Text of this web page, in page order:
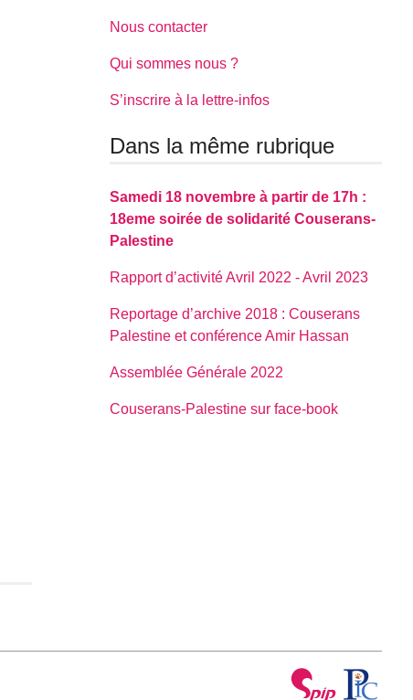
Nous contacter
Qui sommes nous ?
S’inscrire à la lettre-infos
Dans la même rubrique
Samedi 18 novembre à partir de 17h :
18eme soirée de solidarité Couserans-
Palestine
Rapport d’activité Avril 2022 - Avril 2023
Reportage d’archive 2018 : Couserans
Palestine et conférence Amir Hassan
Assemblée Générale 2022
Couserans-Palestine sur face-book